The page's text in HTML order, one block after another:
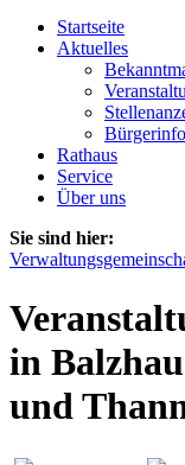
Startseite
Aktuelles
Bürgerinfo
Rathaus
Service
Über uns
Sie sind hier:
in
und